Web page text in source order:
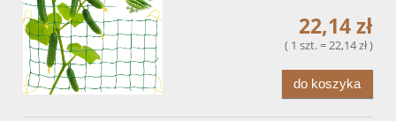
22,14 zł
( 1 szt. = 22,14 zł )
do koszyka